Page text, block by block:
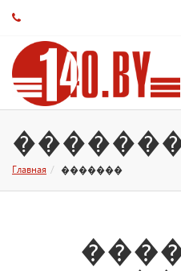
Главная �������